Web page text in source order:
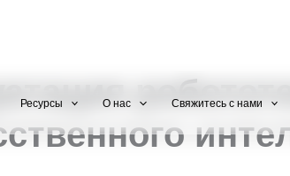
Ресурсы О нас Свяжитесь с нами